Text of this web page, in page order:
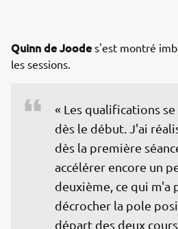
Quinn de Joode s'est montré
les sessions.
« Les qualifications
dès le début. J'ai
dès la première
accélérer encore un
deuxième, ce qui m'a
décrocher la pole
départ des deux